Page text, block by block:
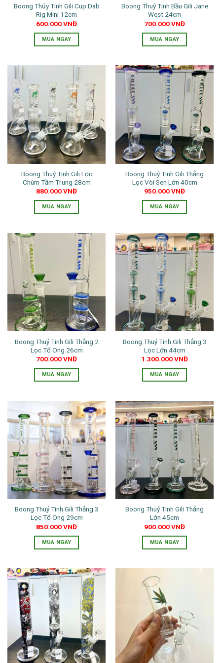
được
chọn
trên
trang
sản
Boong Thủy Tinh Gili Cup Dab
Rig Mini 12cm
600.000VNĐ
MUA NGAY
Boong Thuỷ Tinh Bầu Gili Jane
West 24cm
700.000VNĐ
MUA NGAY
này
có
nhiều
biến
thể.
Các
tùy
chọn
có
thể
được
chọn
trên
trang
Boong Thuỷ Tinh Gili Lọc
Chùm Tầm Trung 28cm
880.000VNĐ
MUA NGAY
có
thể
được
chọn
trên
trang
sản
Boong Thuỷ Tinh Gili Thẳng
Lọc Vòi Sen Lớn 40cm
950.000VNĐ
MUA NGAY
này
có
nhiều
biến
Các
tùy
chọn
có
thể
được
chọn
trên
trang
sản
Boong Thuỷ Tinh Gili Thẳng 2
Lọc Tổ Ong 26cm
700.000VNĐ
MUA NGAY
có
nhiều
biến
thể.
Các
tùy
chọn
có
thể
được
chọn
trên
trang
sản
Boong Thuỷ Tinh Gili Thẳng 3
Lọc Lớn 44cm
1.300.000VNĐ
MUA NGAY
này
có
nhiều
biến
thể.
Các
tùy
chọn
có
thể
được
chọn
trên
trang
sản
Boong Thuỷ Tinh Gili Thẳng 3
Lọc Tổ Ong 29cm
850.000VNĐ
MUA NGAY
này
có
nhiều
biến
thể.
Các
tùy
chọn
có
Boong Thuỷ Tinh Gili Thẳng
Lớn 45cm
900.000VNĐ
MUA NGAY
nhiều
biến
thể.
Các
tùy
chọn
có